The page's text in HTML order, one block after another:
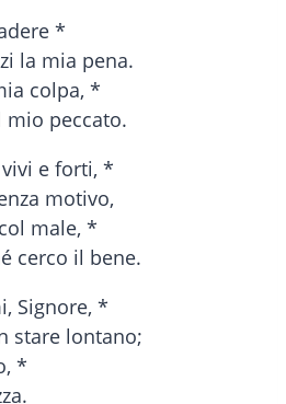
*
la mia pena.
colpa, *
mio peccato.
e forti, *
motivo,
male, *
cerco il bene.
Signore, *
stare lontano;
*